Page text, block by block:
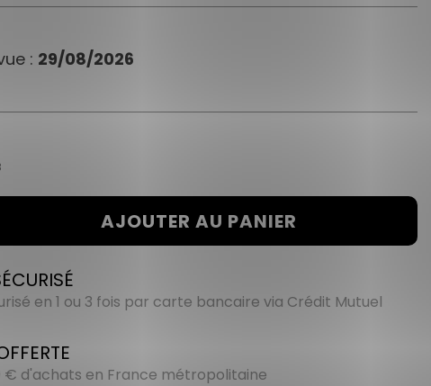
: 29/08/2026
AJOUTER AU PANIER
en 1 ou 3 fois par carte bancaire via Crédit Mutuel
€ d'achats en France métropolitaine